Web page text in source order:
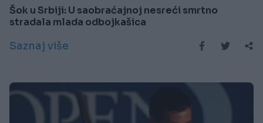
Šok u Srbiji: U saobraćajnoj nesreći smrtno
stradala mlada odbojkašica
Saznaj više